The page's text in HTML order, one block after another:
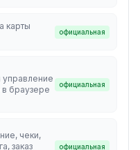
карты
официальная
управление
в браузере
официальная
чеки,
заказ
официальная